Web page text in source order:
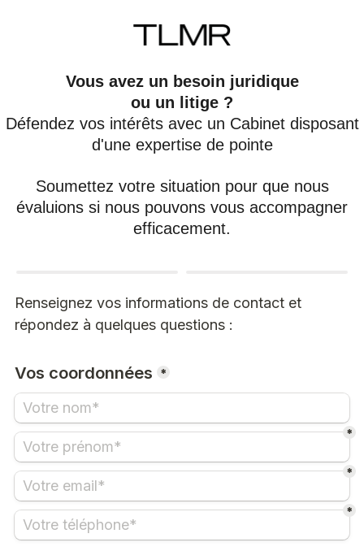
Vous avez un besoin juridique
ou un litige ?
Défendez vos intérêts avec un Cabinet disposant
d'une expertise de pointe
Soumettez votre situation pour que nous
évaluions si nous pouvons vous accompagner
efficacement.